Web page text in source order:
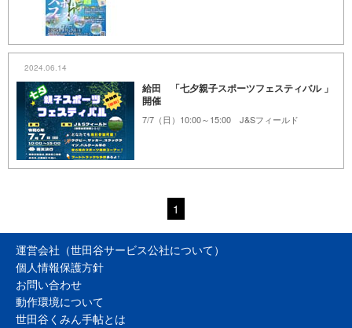
2024.06.14
給田 「七夕親子スポーツフェスティバル 」
開催
7/7（日）10:00～15:00 J&Sフィールド
1
運営会社（世田谷サービス公社について）
個人情報保護方針
お問い合わせ
動作環境について
世田谷くみん手帖とは